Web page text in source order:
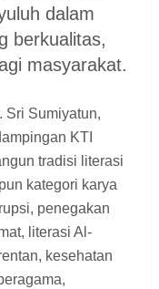
dalam
berkualitas,
masyarakat.
Sri Sumiyatun,
KTI
tradisi literasi
kategori karya
penegakan
literasi Al-
kesehatan